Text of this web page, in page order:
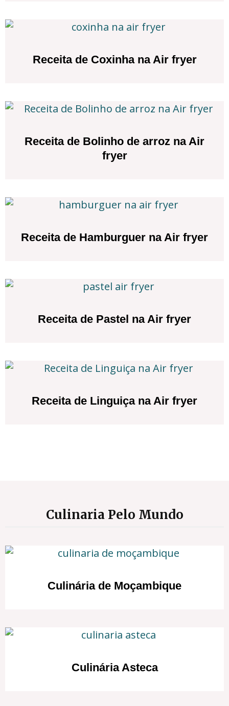
Receita de Coxinha na Air fryer
Receita de Bolinho de arroz na Air
fryer
Receita de Hamburguer na Air fryer
Receita de Pastel na Air fryer
Receita de Linguiça na Air fryer
Culinaria Pelo Mundo
Culinária de Moçambique
Culinária Asteca